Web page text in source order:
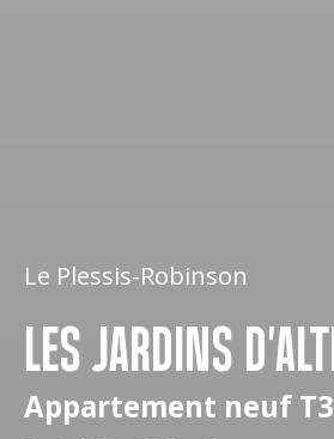
Le Plessis-Robinson
LES JARDINS
Appartement neuf T3